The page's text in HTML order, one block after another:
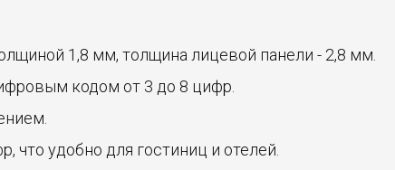
1,8 мм, толщина лицевой панели - 2,8 мм.
кодом от 3 до 8 цифр.
удобно для гостиниц и отелей.